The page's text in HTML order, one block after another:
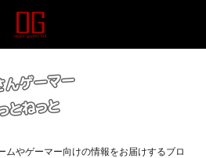
ムやゲーマー向けの情報をお届けするブロ